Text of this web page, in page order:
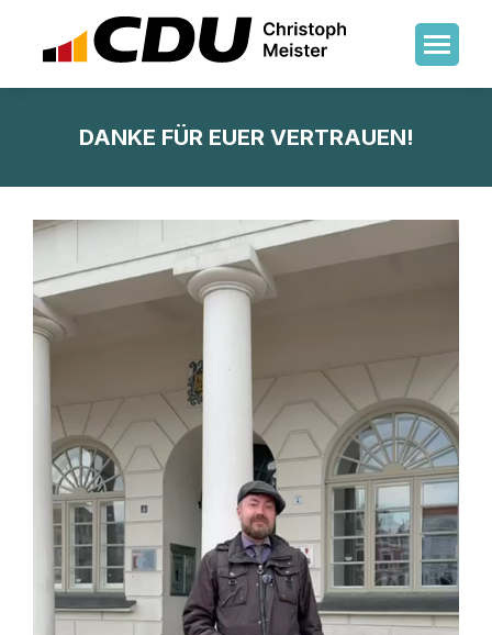
DANKE FÜR EUER VERTRAUEN!